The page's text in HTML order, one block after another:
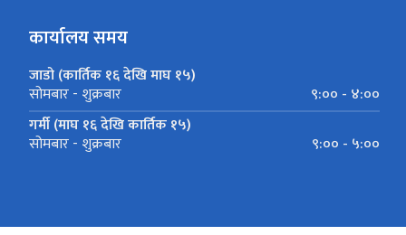
कार्यालय समय
जाडो (कार्तिक १६ देखि माघ १५)
सोमबार - शुक्रबार
९:०० - ४:००
गर्मी (माघ १६ देखि कार्तिक १५)
सोमबार - शुक्रबार ९:०० - ५:००